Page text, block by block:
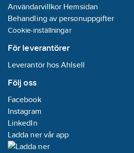
Användarvillkor Hemsidan
Behandling av personuppgifter
Cookie-inställningar
För leverantörer
Leverantör hos Ahlsell
Följ oss
Facebook
Instagram
LinkedIn
Ladda ner vår app